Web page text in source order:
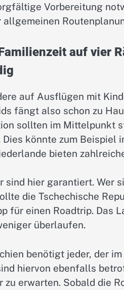
Vorbereitung
allgemeinen
auf vier
auf Ausflügen mit
fängt also schon zu
sollten im Mittelpunkt
Dies könnte zum Beispiel
bieten
sind hier garantiert. Wer
die Tschechische
für einen Roadtrip. Das
überlaufen.
benötigt jeder, der
hiervon ebenfalls
zu erwarten. Sobald die